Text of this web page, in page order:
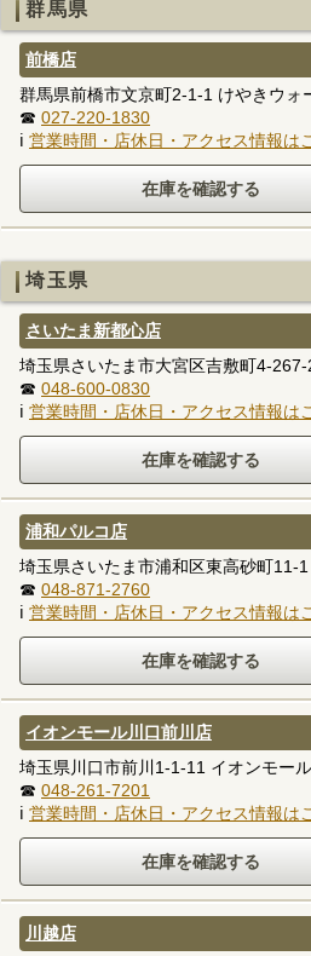
群馬県
前橋店
群馬県前橋市文京町2-1-1 けやきウォ
☎ 027-220-1830
ℹ 営業時間・店休日・アクセス情報は
埼玉県
さいたま新都心店
埼玉県さいたま市大宮区吉敷町4-
☎ 048-600-0830
ℹ 営業時間・店休日・アクセス情報は
浦和パルコ店
埼玉県さいたま市浦和区東高砂町11-
☎ 048-871-2760
ℹ 営業時間・店休日・アクセス情報は
イオンモール川口前川店
埼玉県川口市前川1-1-11 イオンモー
☎ 048-261-7201
ℹ 営業時間・店休日・アクセス情報は
川越店